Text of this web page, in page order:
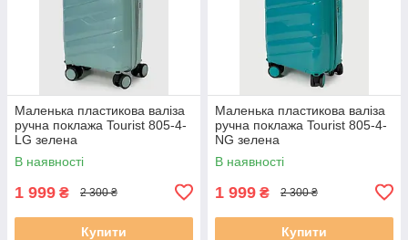
Маленька пластикова валіза
ручна поклажа Tourist 805-4-
LG зелена
В наявності
1 999 ₴ 2 300 ₴
Купити
Маленька пластикова валіза
ручна поклажа Tourist 805-4-
NG зелена
В наявності
1 999 ₴ 2 300 ₴
Купити